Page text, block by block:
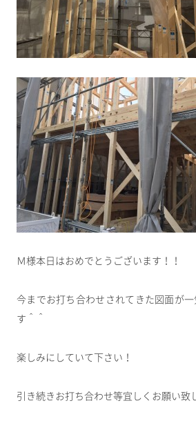
Ｍ様本日はおめでとうございます！！
今までお打ち合わせされてきた図面が
す＾＾
楽しみにしていて下さい！
引き続きお打ち合わせ等宜しくお願い致